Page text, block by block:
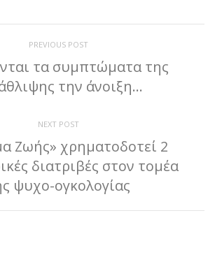
PREVIOUS POST
τα συμπτώματα της
την άνοιξη…
NEXT POST
Ζωής» χρηματοδοτεί 2
διατριβές στον τομέα
ψυχο-ογκολογίας